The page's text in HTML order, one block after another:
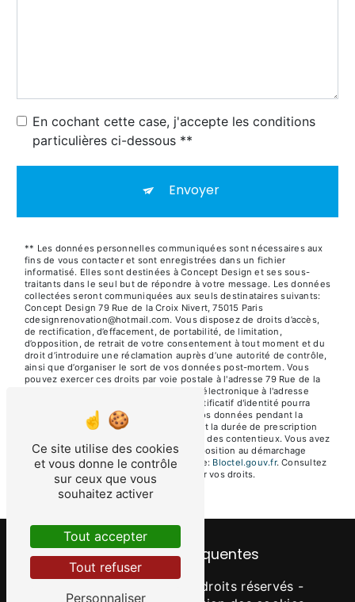
En cochant cette case, j'accepte les conditions
particulières ci-dessous **
Envoyer
** Les données personnelles communiquées sont nécessaires aux
fins de vous contacter et sont enregistrées dans un fichier
informatisé. Elles sont destinées à Concept Design et ses sous-
traitants dans le seul but de répondre à votre message. Les données
collectées seront communiquées aux seuls destinataires suivants:
Concept Design 79 Rue de la Croix Nivert, 75015 Paris
cdesignrenovation@hotmail.com. Vous disposez de droits d’accès,
de rectification, d’effacement, de portabilité, de limitation,
d’opposition, de retrait de votre consentement à tout moment et du
droit d’introduire une réclamation auprès d’une autorité de contrôle,
ainsi que d’organiser le sort de vos données post-mortem. Vous
pouvez exercer ces droits par voie postale à l'adresse 79 Rue de la
Croix Nivert, 75015 Paris ou par courrier électronique à l'adresse
cdesignrenovation@hotmail.com. Un justificatif d'identité pourra
vous être demandé. Nous conservons vos données pendant la
période de prise de contact puis pendant la durée de prescription
légale aux fins probatoires et de gestion des contentieux. Vous avez
le droit de vous inscrire sur la liste d'opposition au démarchage
téléphonique, disponible à cette adresse: Bloctel.gouv.fr. Consultez
le site cnil.fr pour plus d’informations sur vos droits.
Recherches fréquentes
- 2026 - Tous droits réservés -
Ce site utilise des cookies
et vous donne le contrôle
sur ceux que vous
souhaitez activer
Tout accepter
Tout refuser
Personnaliser